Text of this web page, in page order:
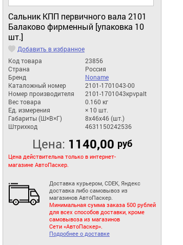
Сальник КПП первичного вала 2101
Балаково фирменный [упаковка 10
шт.]
Добавить в избранное
Код товара
23856
Страна
Россия
Бренд
Noname
Каталожный номер
2101-1701043-00
Номер производителя
2101-1701043крvpalt
Вес товара
0.160 кг
Ед. измерения
× 10 шт.
Габариты (Ш×В×Г)
8x46x46 (шт.)
Штрихкод
4631150242536
Цена: 1140,00 руб
Цена действительна только в интернет-
магазине АвтоПаскер.
Доставка курьером, CDEK, Яндекс
доставка либо самовывоз из
магазинов АвтоПаскер.
Минимальная сумма заказа 500 рублей
для всех способов доставки, кроме
самовывоза из магазинов
Сети «АвтоПаскер».
Подробнее о доставке